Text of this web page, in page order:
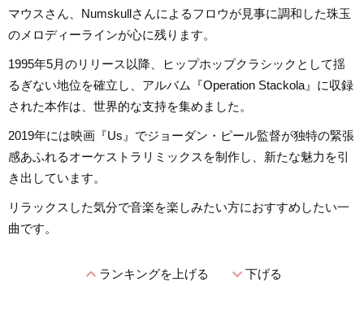
マウスさん、Numskullさんによるフロウが見事に調和した珠玉
のメロディーラインが心に残ります。
1995年5月のリリース以降、ヒップホップクラシックとして揺
るぎない地位を確立し、アルバム『Operation Stackola』に収録
された本作は、世界的な支持を集めました。
2019年には映画『Us』でジョーダン・ピール監督が独特の緊張
感あふれるオーケストラリミックスを制作し、新たな魅力を引
き出しています。
リラックスした気分で音楽を楽しみたい方におすすめしたい一
曲です。
expand_lessランキングを上げる expand_more下げる